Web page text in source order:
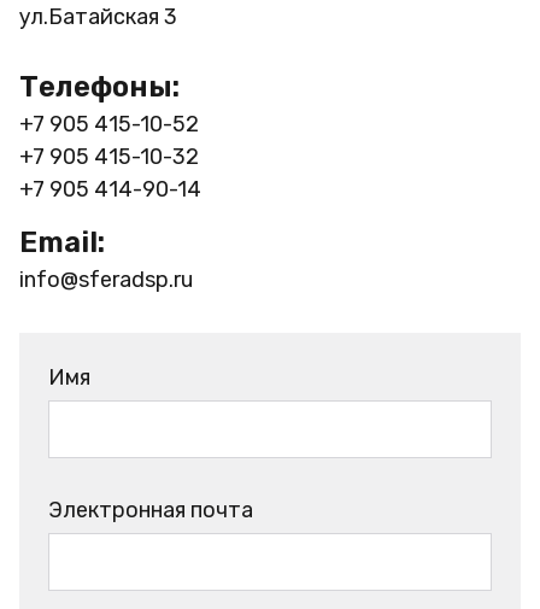
ул.Батайская 3
Телефоны:
+7 905 415-10-52
+7 905 415-10-32
+7 905 414-90-14
Email:
info@sferadsp.ru
Имя
Электронная почта